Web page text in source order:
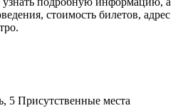
стоимость билетов, адрес
5 Присутственные места